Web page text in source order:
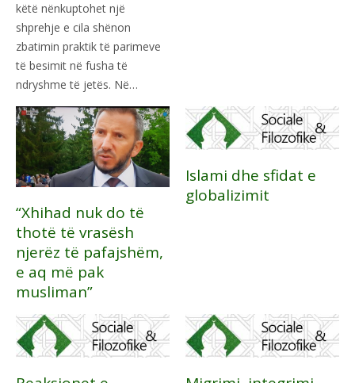
këtë nënkuptohet një
shprehje e cila shënon
zbatimin praktik të parimeve
të besimit në fusha të
ndryshme të jetës. Në…
“Xhihad nuk do të
thotë të vrasësh
njerëz të pafajshëm,
e aq më pak
musliman”
Islami dhe sfidat e
globalizimit